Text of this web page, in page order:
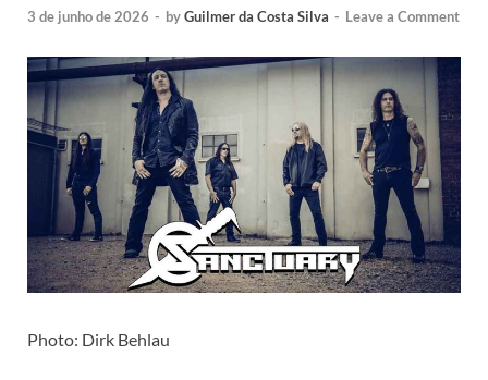
3 de junho de 2026 - byGuilmer da Costa Silva - Leave a Comment
Photo: Dirk Behlau